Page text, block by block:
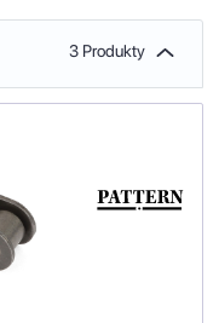
3 Produkty